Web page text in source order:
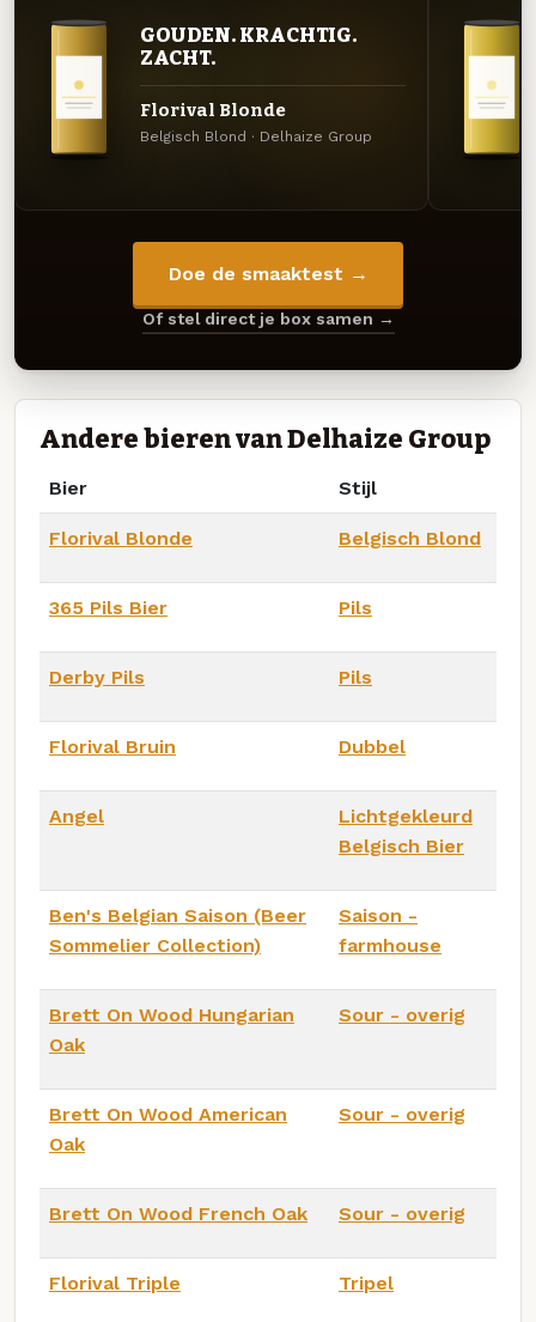
GOUDEN. KRACHTIG.
ZACHT.
Florival Blonde
Belgisch Blond · Delhaize Group
Doe de smaaktest →
Of stel direct je box samen →
Andere bieren van Delhaize Group
Bier Stijl
Florival Blonde Belgisch Blond
365 Pils Bier Pils
Derby Pils Pils
Florival Bruin Dubbel
Angel
Lichtgekleurd
Belgisch Bier
Ben's Belgian Saison (Beer
Sommelier Collection)
Saison -
farmhouse
Brett On Wood Hungarian
Oak
Sour - overig
Brett On Wood American
Oak
Sour - overig
Brett On Wood French Oak Sour - overig
Florival Triple Tripel